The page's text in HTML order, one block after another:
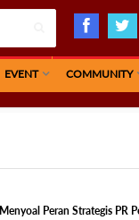
EVENT COMMUNITY
Menyoal Peran Strategis PR